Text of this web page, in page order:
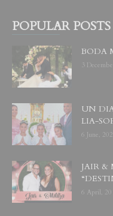
POPULAR POSTS
BODA
3
UN
LIA-
6 June,
JAIR &
6 April,